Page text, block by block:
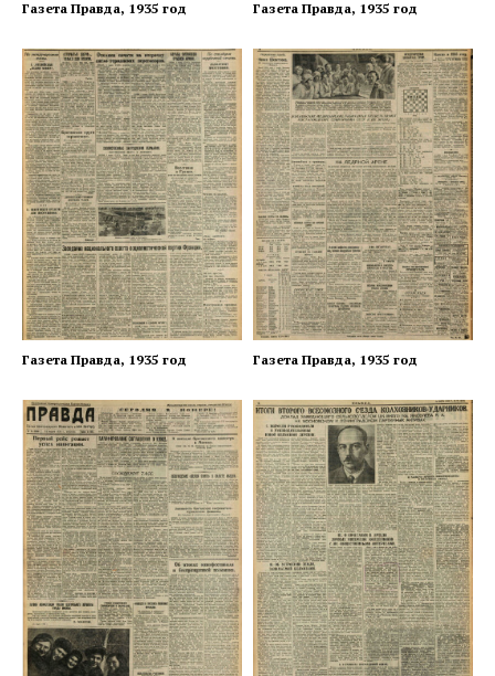
Газета Правда, 1935 год Газета Правда, 1935 год
Газета Правда, 1935 год Газета Правда, 1935 год